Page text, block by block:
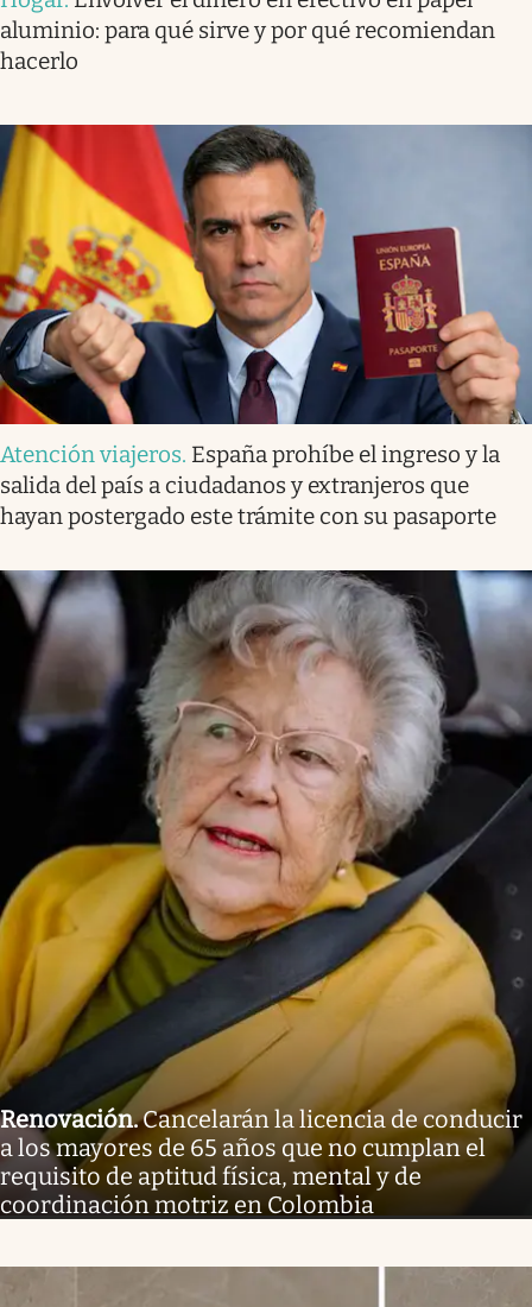
aluminio: para qué sirve y por qué recomiendan
hacerlo
Atención viajeros. España prohíbe el ingreso y la
salida del país a ciudadanos y extranjeros que
hayan postergado este trámite con su pasaporte
Renovación.Cancelarán la licencia de conducir
a los mayores de 65 años que no cumplan el
requisito de aptitud física, mental y de
coordinación motriz en Colombia